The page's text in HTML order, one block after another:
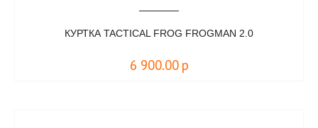
КУРТКА TACTICAL FROG FROGMAN 2.0
6 900.00 р